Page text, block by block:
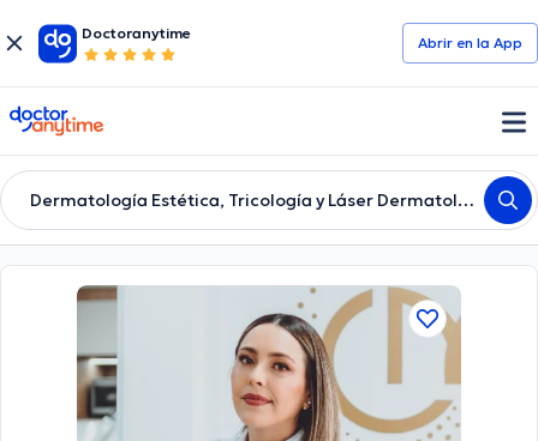
Doctoranytime
Abrir en la App
doctoranytime
Dermatología Estética, Tricología y Láser Dermatológico